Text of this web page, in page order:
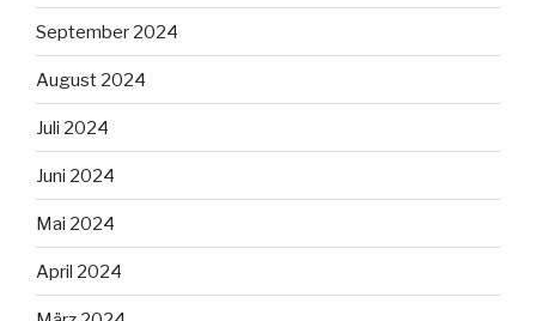
September 2024
August 2024
Juli 2024
Juni 2024
Mai 2024
April 2024